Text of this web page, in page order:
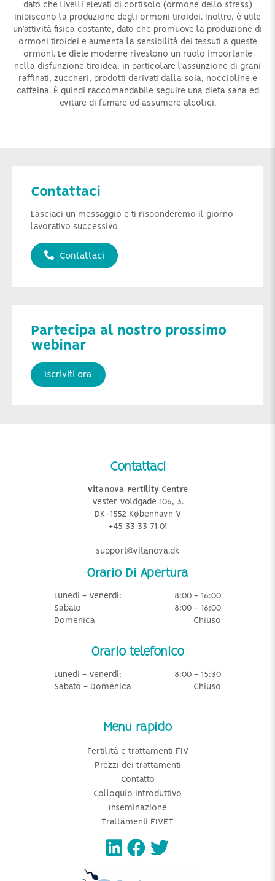
dato che livelli elevati di cortisolo (ormone dello stress)
inibiscono la produzione degli ormoni tiroidei. Inoltre, è utile
un’attività fisica costante, dato che promuove la produzione di
ormoni tiroidei e aumenta la sensibilità dei tessuti a queste
ormoni. Le diete moderne rivestono un ruolo importante
nella disfunzione tiroidea, in particolare l’assunzione di grani
raffinati, zuccheri, prodotti derivati dalla soia, noccioline e
caffeina. È quindi raccomandabile seguire una dieta sana ed
evitare di fumare ed assumere alcolici.
Contattaci
Lasciaci un messaggio e ti risponderemo il giorno
lavorativo successivo
Contattaci
Partecipa al nostro prossimo
webinar
Iscriviti ora
Contattaci
Vitanova Fertility Centre
Vester Voldgade 106, 3.
DK-1552 København V
+45 33 33 71 01
support@vitanova.dk
Orario Di Apertura
Lunedi - Venerdì:
8:00 - 16:00
Sabato
8:00 - 16:00
Domenica
Chiuso
Orario telefonico
Lunedi - Venerdì:
8:00 - 15:30
Sabato - Domenica
Chiuso
Menu rapido
Fertilità e trattamenti FIV
Prezzi dei trattamenti
Contatto
Colloquio introduttivo
Inseminazione
Trattamenti FIVET